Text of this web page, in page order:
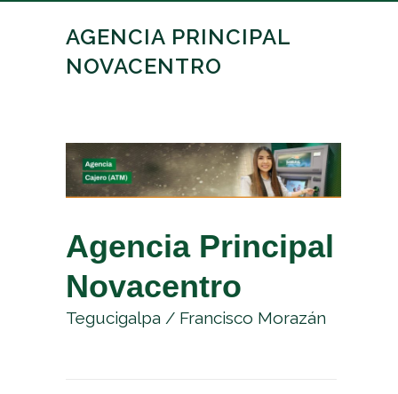
AGENCIA PRINCIPAL
NOVACENTRO
Agencia Principal
Novacentro
Tegucigalpa / Francisco Morazán